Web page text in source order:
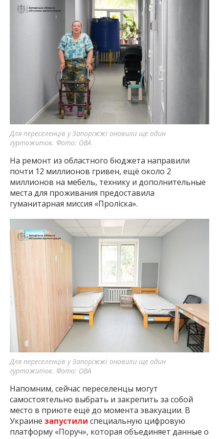
Для переселенців у Запоріжжі оновили ще один
гуртожиток. Фото: ОВА
На ремонт из областного бюджета направили
почти 12 миллионов гривен, ещё около 2
миллионов на мебель, технику и дополнительные
места для проживания предоставила
гуманитарная миссия «Проліска».
Для переселенців у Запоріжжі оновили ще один
гуртожиток. Фото: ОВА
Напомним, сейчас переселенцы могут
самостоятельно выбрать и закрепить за собой
место в приюте ещё до момента эвакуации. В
Украине запустили специальную цифровую
платформу «Поруч», которая объединяет данные о